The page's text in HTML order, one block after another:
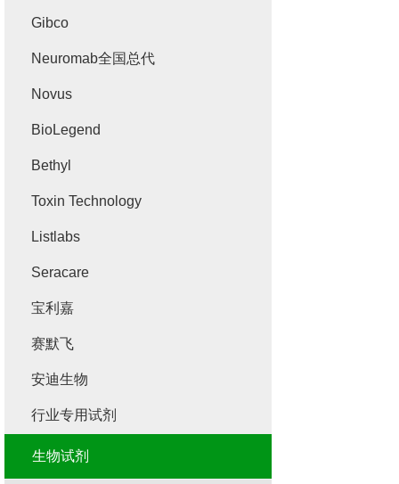
Gibco
Neuromab全国总代
Novus
BioLegend
Bethyl
Toxin Technology
Listlabs
Seracare
宝利嘉
赛默飞
安迪生物
行业专用试剂
生物试剂